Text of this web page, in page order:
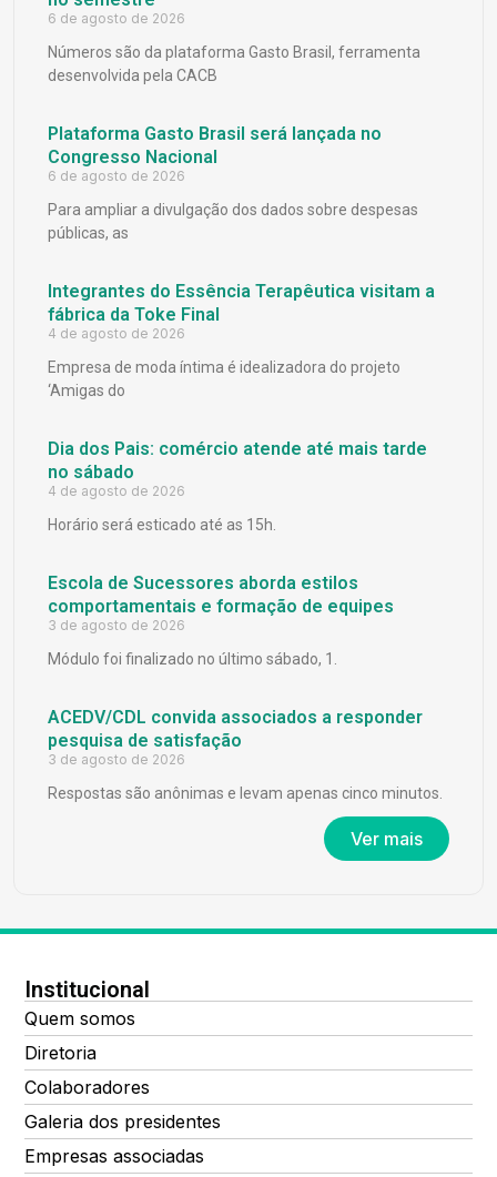
6 de agosto de 2026
Números são da plataforma Gasto Brasil, ferramenta
desenvolvida pela CACB
Plataforma Gasto Brasil será lançada no
Congresso Nacional
6 de agosto de 2026
Para ampliar a divulgação dos dados sobre despesas
públicas, as
Integrantes do Essência Terapêutica visitam a
fábrica da Toke Final
4 de agosto de 2026
Empresa de moda íntima é idealizadora do projeto
‘Amigas do
Dia dos Pais: comércio atende até mais tarde
no sábado
4 de agosto de 2026
Horário será esticado até as 15h.
Escola de Sucessores aborda estilos
comportamentais e formação de equipes
3 de agosto de 2026
Módulo foi finalizado no último sábado, 1.
ACEDV/CDL convida associados a responder
pesquisa de satisfação
3 de agosto de 2026
Respostas são anônimas e levam apenas cinco minutos.
Ver mais
Institucional
Quem somos
Diretoria
Colaboradores
Galeria dos presidentes
Empresas associadas